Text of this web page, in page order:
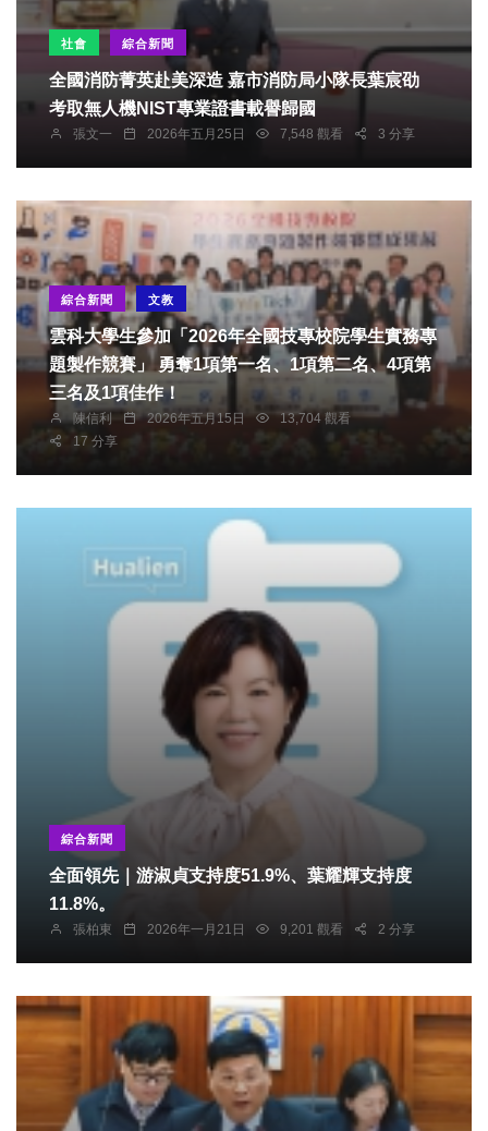
社會 綜合新聞
全國消防菁英赴美深造 嘉市消防局小隊長葉宸劭
考取無人機NIST專業證書載譽歸國
張文一 2026年五月25日 7,548 觀看 3 分享
綜合新聞 文教
雲科大學生參加「2026年全國技專校院學生實務專
題製作競賽」 勇奪1項第一名、1項第二名、4項第
三名及1項佳作！
陳信利 2026年五月15日
13,704 觀看
17 分享
綜合新聞
全面領先｜游淑貞支持度51.9%、葉耀輝支持度
11.8%。
張柏東 2026年一月21日 9,201 觀看 2 分享